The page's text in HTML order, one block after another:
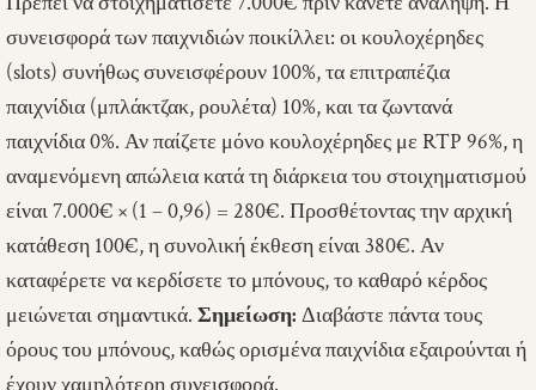
συνεισφορά των παιχνιδιών ποικίλλει: οι κουλοχέρηδες
(slots) συνήθως συνεισφέρουν 100%, τα επιτραπέζια
παιχνίδια (μπλάκτζακ, ρουλέτα) 10%, και τα ζωντανά
παιχνίδια 0%. Αν παίζετε μόνο κουλοχέρηδες με RTP 96%, η
αναμενόμενη απώλεια κατά τη διάρκεια του στοιχηματισμού
είναι 7.000€ × (1 – 0,96) = 280€. Προσθέτοντας την αρχική
κατάθεση 100€, η συνολική έκθεση είναι 380€. Αν
καταφέρετε να κερδίσετε το μπόνους, το καθαρό κέρδος
μειώνεται σημαντικά. Σημείωση: Διαβάστε πάντα τους
όρους του μπόνους, καθώς ορισμένα παιχνίδια εξαιρούνται ή